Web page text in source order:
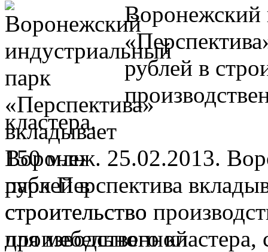
Воронежский
рублей в
кластера.
Воронеж. 25.02.2013.
парк Перспектива
строительство
для мебельного